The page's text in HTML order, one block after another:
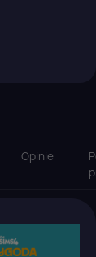
Opinie